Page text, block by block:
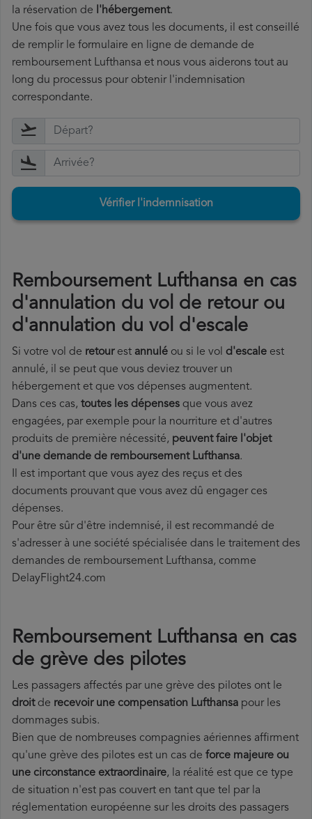
la réservation de l'hébergement.
Une fois que vous avez tous les documents, il est conseillé
de remplir le formulaire en ligne de demande de
remboursement Lufthansa et nous vous aiderons tout au
long du processus pour obtenir l'indemnisation
correspondante.
Vérifier l'indemnisation
Remboursement Lufthansa en cas
d'annulation du vol de retour ou
d'annulation du vol d'escale
Si votre vol de retourest annulé ou si le vol d'escale est
annulé, il se peut que vous deviez trouver un
hébergement et que vos dépenses augmentent.
Dans ces cas, toutes les dépenses que vous avez
engagées, par exemple pour la nourriture et d'autres
produits de première nécessité, peuvent faire l'objet
d'une demande de remboursement Lufthansa.
Il est important que vous ayez des reçus et des
documents prouvant que vous avez dû engager ces
dépenses.
Pour être sûr d'être indemnisé, il est recommandé de
s'adresser à une société spécialisée dans le traitement des
demandes de remboursement Lufthansa, comme
DelayFlight24.com
Remboursement Lufthansa en cas
de grève des pilotes
Les passagers affectés par une grève des pilotes ont le
droitde recevoir une compensation Lufthansa pour les
dommages subis.
Bien que de nombreuses compagnies aériennes affirment
qu'une grève des pilotes est un cas de force majeure ou
une circonstance extraordinaire, la réalité est que ce type
de situation n'est pas couvert en tant que tel par la
réglementation européenne sur les droits des passagers